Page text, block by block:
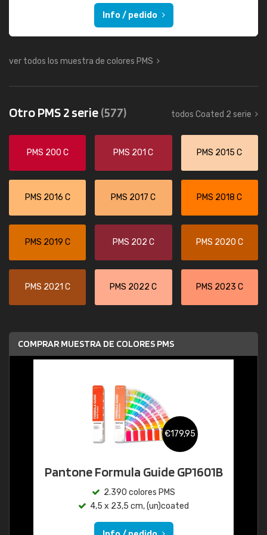
Info / pedido
ver todos los muestra de colores PMS
Otro PMS 2 serie(577) todos Coated 2 serie
PMS 200 C PMS 201 C PMS 2015 C
PMS 2016 C PMS 2017 C PMS 2018 C
PMS 2019 C PMS 202 C PMS 2020 C
PMS 2021 C PMS 2022 C PMS 2023 C
COMPRAR MUESTRA DE COLORES PMS
€179,95
Pantone Formula Guide GP1601B
2.390 colores PMS
4,5 x 23,5 cm, (un)coated